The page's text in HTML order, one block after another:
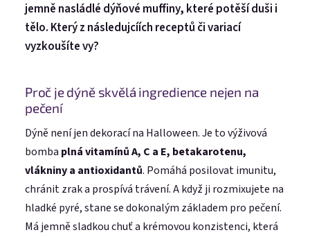
jemně nasládlé dýňové muffiny, které potěší duši i
tělo. Který z následujcíích receptů či variací
vyzkoušíte vy?
Proč je dýně skvělá ingredience nejen na
pečení
Dýně není jen dekorací na Halloween. Je to výživová
bomba plná vitamínů A, C a E, betakarotenu,
vlákniny a antioxidantů. Pomáhá posilovat imunitu,
chránit zrak a prospívá trávení. A když ji rozmixujete na
hladké pyré, stane se dokonalým základem pro pečení.
Má jemně sladkou chuť a krémovou konzistenci, která